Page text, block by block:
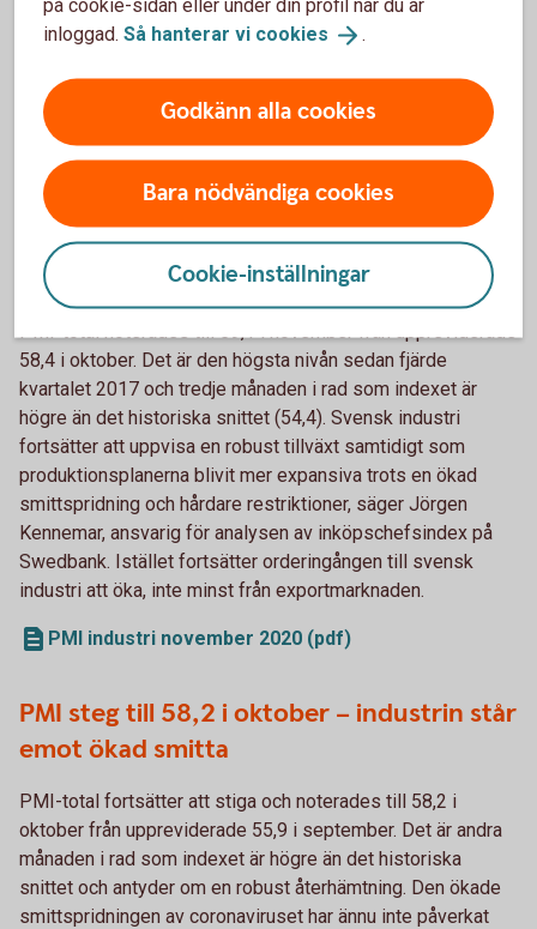
ett överraskande starkt utfall sannolikt drivet av en växande
världshandel men kanske även av en ökad optimism i
Jörgen Kennemar, ansvarig för analysen av
inköpschefsindex på Swedbank.
PMI industri december 2020 (pdf)
PMI steg till 59,1 i november – industrin
växlar upp
58,4 i oktober. Det är den högsta nivån sedan fjärde
kvartalet 2017 och tredje månaden i rad som indexet är
högre än det historiska snittet (54,4). Svensk industri
fortsätter att uppvisa en robust tillväxt samtidigt som
produktionsplanerna blivit mer expansiva trots en ökad
smittspridning och hårdare restriktioner, säger Jörgen
Kennemar, ansvarig för analysen av inköpschefsindex på
Swedbank. Istället fortsätter orderingången till svensk
industri att öka, inte minst från exportmarknaden.
PMI industri november 2020 (pdf)
PMI steg till 58,2 i oktober – industrin står
emot ökad smitta
PMI-total fortsätter att stiga och noterades till 58,2 i
oktober från uppreviderade 55,9 i september. Det är andra
månaden i rad som indexet är högre än det historiska
snittet och antyder om en robust återhämtning. Den ökade
smittspridningen av coronaviruset har ännu inte påverkat
på cookie-sidan eller under din profil när du är
inloggad. Så hanterar vi cookies .
Godkänn alla cookies
Bara nödvändiga cookies
Cookie-inställningar